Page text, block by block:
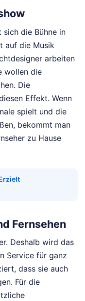
die Bühne in
auf die Musik
arbeiten
wollen die
Die
Effekt. Wenn
spielt und die
bekommt man
zu Hause
Fernsehen
Deshalb wird das
Service für ganz
dass sie auch
Für die